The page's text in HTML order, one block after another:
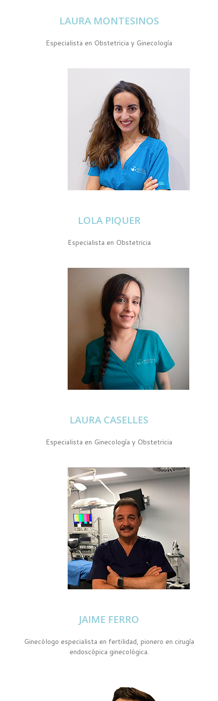
LAURA MONTESINOS
Especialista en Obstetricia y Ginecología
LOLA PIQUER
Especialista en Obstetricia
LAURA CASELLES
Especialista en Ginecología y Obstetricia
JAIME FERRO
Ginecólogo especialista en fertilidad, pionero en cirugía
endoscópica ginecológica.